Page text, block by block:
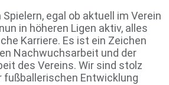
egal ob aktuell im Verein
in höheren Ligen aktiv, alles
Karriere. Es ist ein Zeichen
Nachwuchsarbeit und der
des Vereins. Wir sind stolz
fußballerischen Entwicklung